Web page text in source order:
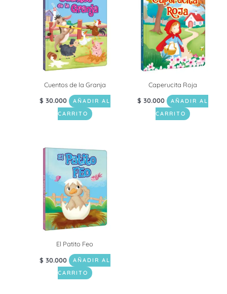
Cuentos de la Granja
$ 30.000
AÑADIR AL
CARRITO
Caperucita Roja
$ 30.000
AÑADIR AL
CARRITO
El Patito Feo
$ 30.000
AÑADIR AL
CARRITO